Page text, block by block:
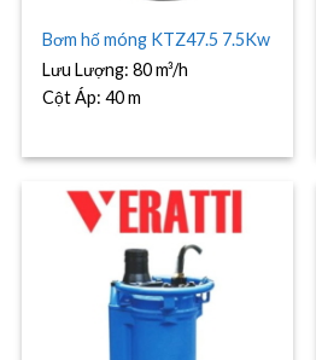
Bơm hố móng KTZ47.5 7.5Kw
Lưu Lượng:80 m³/h
Cột Áp:40 m